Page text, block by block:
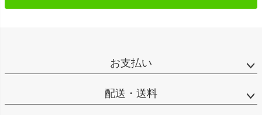
お支払い
配送・送料